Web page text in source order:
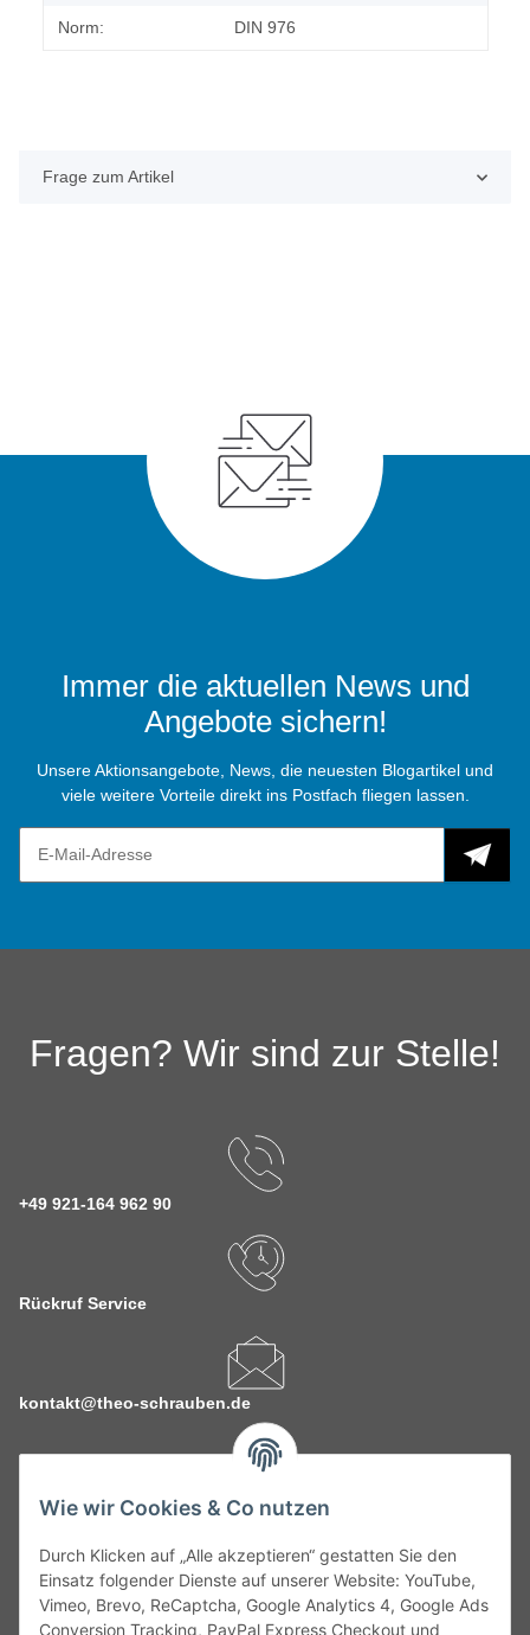
Wie wir Cookies & Co nutzen
Durch Klicken auf „Alle akzeptieren“ gestatten Sie den
Einsatz folgender Dienste auf unserer Website: YouTube,
Vimeo, Brevo, ReCaptcha, Google Analytics 4, Google Ads
Conversion Tracking, PayPal Express Checkout und
Norm: DIN 976
Frage zum Artikel
Immer die aktuellen News und
Angebote sichern!
Unsere Aktionsangebote, News, die neuesten Blogartikel und
viele weitere Vorteile direkt ins Postfach fliegen lassen.
Fragen? Wir sind zur Stelle!
+49 921-164 962 90
Rückruf Service
kontakt@theo-schrauben.de
Service